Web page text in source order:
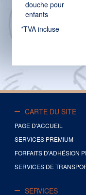
douche pour
enfants
*TVA incluse
CARTE DU SITE
PAGE D'ACCUEIL
SERVICES PREMIUM
FORFAITS D'ADHÉSION
SERVICES DE
SERVICES